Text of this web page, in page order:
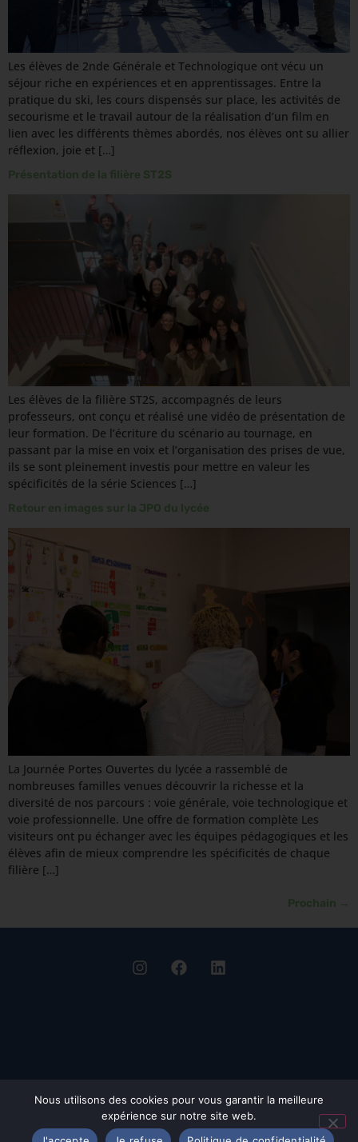
Les élèves de 2nde Générale et Technologique ont vécu un
séjour riche en expériences et en apprentissages. Entre la
pratique du ski, les cours dispensés sur place, les activités de
secourisme et le travail autour de la réalisation d’un film en
lien avec les différents thèmes abordés, nos élèves ont su allier
réflexion, joie et […]
Présentation de la filière ST2S
Les élèves de la filière ST2S, accompagnés de leurs
professeurs, ont conçu et réalisé une vidéo de présentation de
leur formation. De l’écriture du scénario au tournage, en
passant par la mise en voix et l’organisation des prises de vue,
ils se sont pleinement investis pour mettre en valeur les
spécificités de la série Sciences […]
Retour en images sur la JPO du lycée
La Journée Portes Ouvertes du lycée a rassemblé de
nombreuses familles venues découvrir la richesse et la
diversité de nos parcours : voie générale, voie technologique et
voie professionnelle. Une offre de formation complète Les
visiteurs ont pu échanger avec les équipes pédagogiques et les
élèves afin de mieux comprendre les spécificités de chaque
filière […]
Prochain →
Nous utilisons des cookies pour vous garantir la meilleure
expérience sur notre site web.